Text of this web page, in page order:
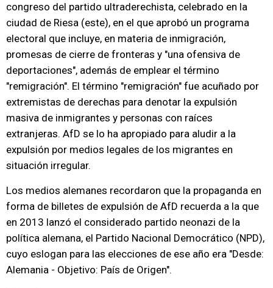
congreso del partido ultraderechista, celebrado en la
ciudad de Riesa (este), en el que aprobó un programa
electoral que incluye, en materia de inmigración,
promesas de cierre de fronteras y "una ofensiva de
deportaciones", además de emplear el término
"remigración". El término "remigración" fue acuñado por
extremistas de derechas para denotar la expulsión
masiva de inmigrantes y personas con raíces
extranjeras. AfD se lo ha apropiado para aludir a la
expulsión por medios legales de los migrantes en
situación irregular.
Los medios alemanes recordaron que la propaganda en
forma de billetes de expulsión de AfD recuerda a la que
en 2013 lanzó el considerado partido neonazi de la
política alemana, el Partido Nacional Democrático (NPD),
cuyo eslogan para las elecciones de ese año era "Desde:
Alemania - Objetivo: País de Origen".